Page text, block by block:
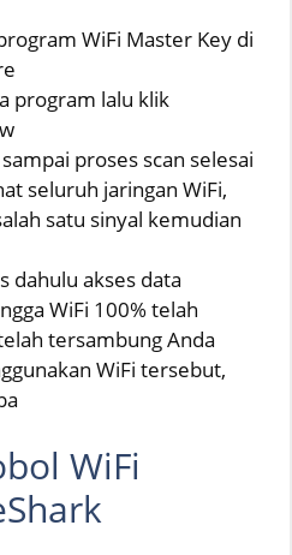
WiFi Master Key di
program lalu klik
proses scan selesai
seluruh jaringan WiFi,
satu sinyal kemudian
dahulu akses data
WiFi 100% telah
tersambung Anda
WiFi tersebut,
WiFi